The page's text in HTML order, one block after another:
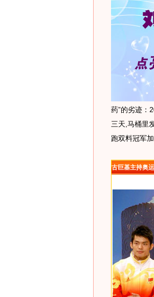
药”的劣迹：
三天,马桶里
跑双料冠军
古巨基主持奥